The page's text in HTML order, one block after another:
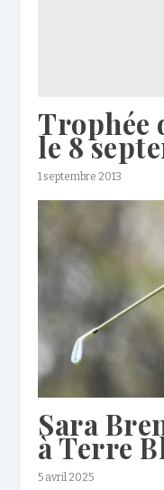
Trophée
le 8
1 septembre 2013
Sara
à Terre
5 avril 2025